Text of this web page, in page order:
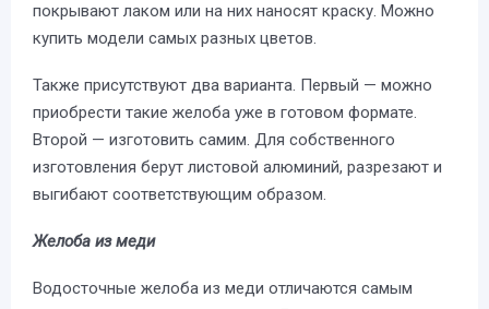
покрывают лаком или на них наносят краску. Можно
купить модели самых разных цветов.
Также присутствуют два варианта. Первый — можно
приобрести такие желоба уже в готовом формате.
Второй — изготовить самим. Для собственного
изготовления берут листовой алюминий, разрезают и
выгибают соответствующим образом.
Желоба из меди
Водосточные желоба из меди отличаются самым